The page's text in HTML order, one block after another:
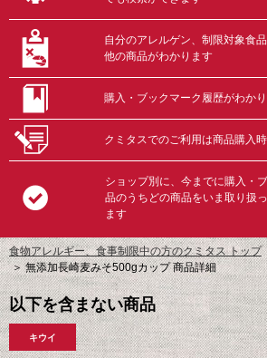
自分のアレルゲン、制限対象食
他の商品がわかります
購入・ブックマーク履歴がわか
クミタスでのご利用は商品購入
ショップ別に、今までに購入・
品のうちどの商品をいま取り扱
ます
食物アレルギー、食事制限中の方のクミタス トップ
＞無添加長崎麦みそ500gカップ 商品詳細
以下を含まない商品
キウイ